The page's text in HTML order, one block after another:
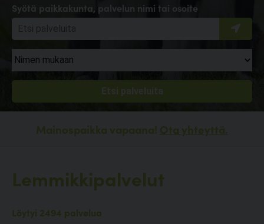
Syötä paikkakunta, palvelun nimi tai osoite
Mainospaikka vapaana! Ota yhteyttä.
Lemmikkipalvelut
Löytyi 2494 palvelua